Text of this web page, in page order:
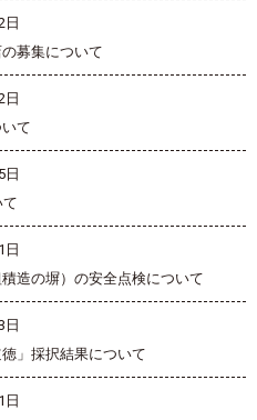
日
募集について
日
て
日
日
造の塀）の安全点検について
日
」採択結果について
日